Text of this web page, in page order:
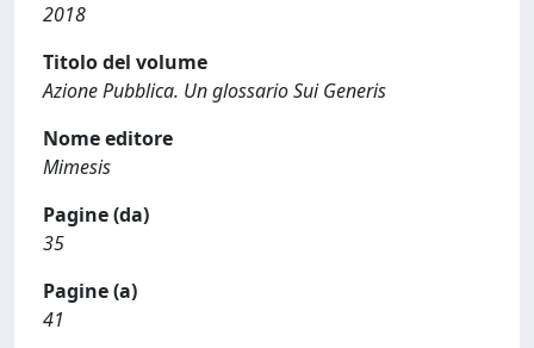
2018
Titolo del volume
Azione Pubblica. Un glossario Sui Generis
Nome editore
Mimesis
Pagine (da)
35
Pagine (a)
41